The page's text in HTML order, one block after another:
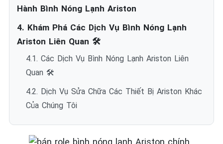
Hành Bình Nóng Lạnh Ariston
4. Khám Phá Các Dịch Vụ Bình Nóng Lạnh
Ariston Liên Quan 🛠️
4.1. Các Dịch Vụ Bình Nóng Lạnh Ariston Liên
Quan 🛠️
4.2. Dịch Vụ Sửa Chữa Các Thiết Bị Ariston Khác
Của Chúng Tôi